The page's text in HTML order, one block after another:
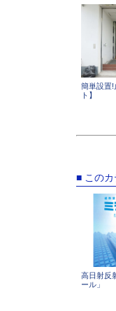
簡単設置!
ト】
■ このカ
高日射反
ール」